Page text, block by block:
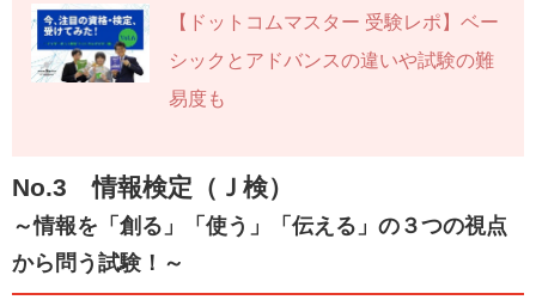
【ドットコムマスター 受験レポ】ベー
シックとアドバンスの違いや試験の難
易度も
No.3 情報検定（Ｊ検）
～情報を「創る」「使う」「伝える」の３つの視点
から問う試験！～